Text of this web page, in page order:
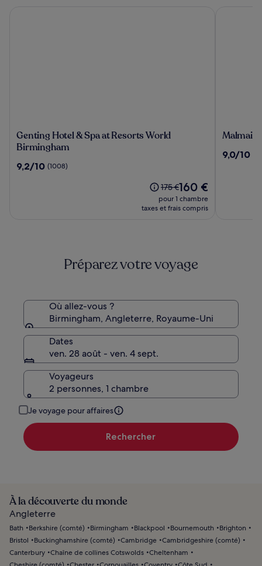
Genting
Hotel
Spa
Genting Hotel & Spa at Resorts World
Birmingham
9.2
9,2/10 (1008)
Le
prix
était
d’informations
sur
standard.
175 €Le
nouveau
prix
160 €
pour 1 chambre
taxes et frais compris
9.0
9,0/10
Préparez votre voyage
Où allez-vous ?
Birmingham, Angleterre, Royaume-Uni
Dates
ven. 28 août - ven. 4 sept.
Voyageurs
2 personnes, 1 chambre
Je voyage pour affaires
Rechercher
À la découverte du monde
Angleterre
Bath Berkshire (comté) Birmingham Blackpool Bournemouth
Brighton
Bristol
Buckinghamshire (comté) Cambridge Cambridgeshire (comté)
Canterbury Chaîne de collines Cotswolds Cheltenham